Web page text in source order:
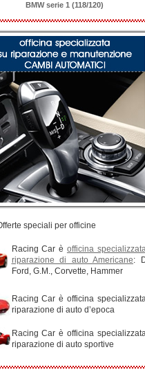
BMW serie 1 (118/120)
speciali per officine
Racing Car è officina
riparazione di auto Americane:
Ford, G.M., Corvette, Hammer
Racing Car è officina
riparazione di auto d’epoca
Racing Car è officina
riparazione di auto sportive